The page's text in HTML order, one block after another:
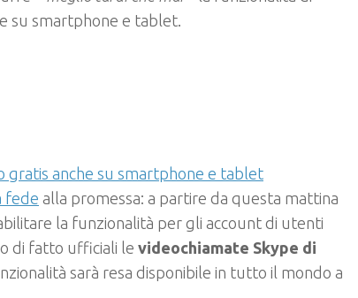
su smartphone e tablet.
gratis anche su smartphone e tablet
fede alla promessa: a partire da questa mattina
la funzionalità per gli account di utenti
di fatto ufficiali le videochiamate Skype di
sarà resa disponibile in tutto il mondo a